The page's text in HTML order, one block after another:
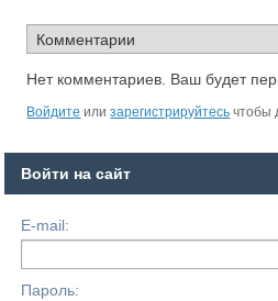
Нет комментариев. Ваш будет
Войдите илизарегистрируйтесь чтобы
Войти на сайт
E-mail:
Пароль: